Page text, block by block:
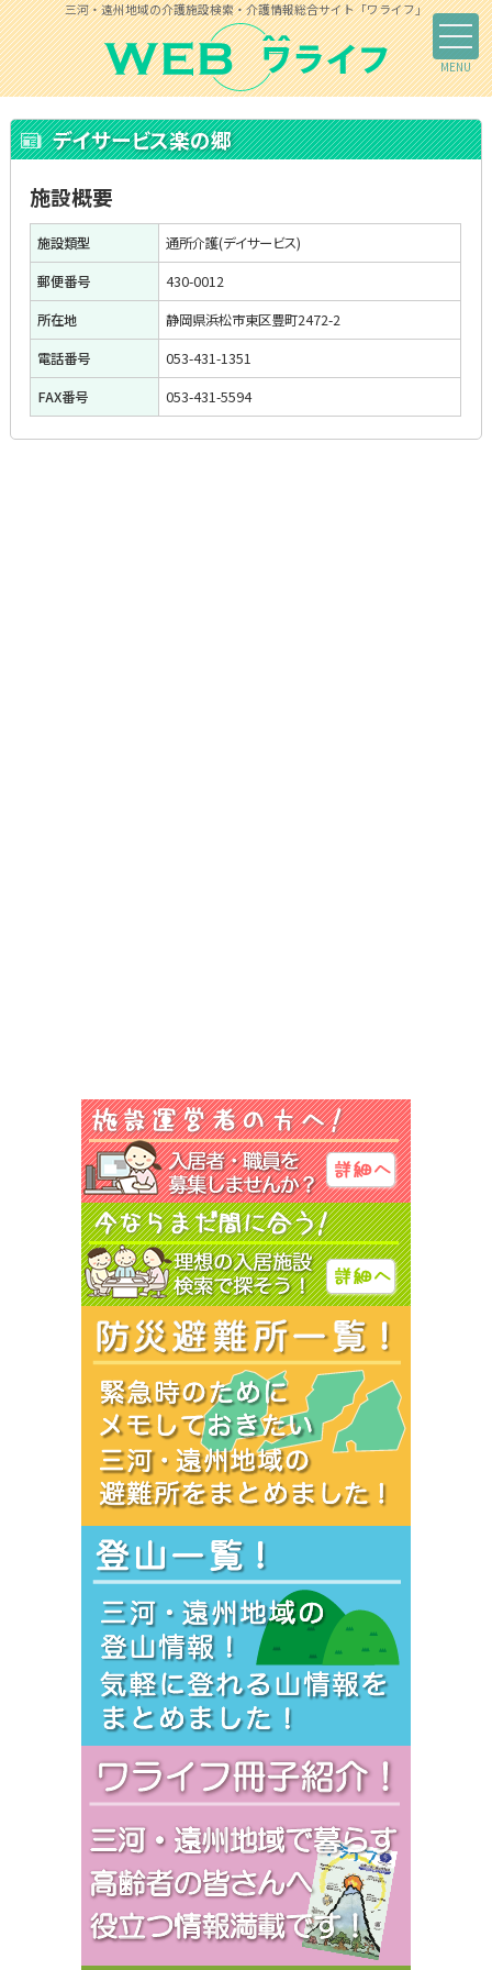
三河・遠州地域の介護施設検索・介護情報総合サイト「ワライフ」
デイサービス楽の郷
施設概要
施設類型
通所介護(デイサービス)
郵便番号
430-0012
所在地
静岡県浜松市東区豊町2472-2
電話番号
053-431-1351
FAX番号
053-431-5594